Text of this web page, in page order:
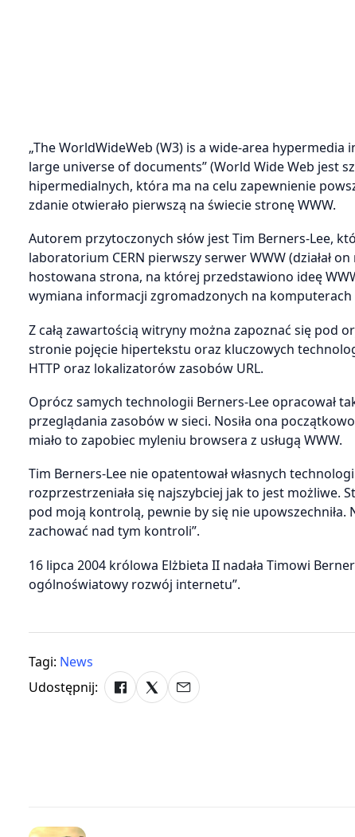
„The WorldWideWeb (W3) is a wide-area
large universe of documents” (World Wide Web jest
hipermedialnych, która ma na celu zapewnienie
zdanie otwierało pierwszą na świecie stronę WWW.
Autorem przytoczonych słów jest Tim Berners-Lee,
laboratorium CERN pierwszy serwer WWW (działał
hostowana strona, na której przedstawiono ideę
wymiana informacji zgromadzonych na komputerach
Z całą zawartością witryny można zapoznać się pod
stronie pojęcie hipertekstu oraz kluczowych
HTTP oraz lokalizatorów zasobów URL.
Oprócz samych technologii Berners-Lee opracował
przeglądania zasobów w sieci. Nosiła ona
miało to zapobiec myleniu browsera z usługą WWW.
Tim Berners-Lee nie opatentował własnych
rozprzestrzeniała się najszybciej jak to jest możliwe.
pod moją kontrolą, pewnie by się nie
zachować nad tym kontroli”.
16 lipca 2004 królowa Elżbieta II nadała Timowi
ogólnoświatowy rozwój internetu”.
Tagi: News
Udostępnij: